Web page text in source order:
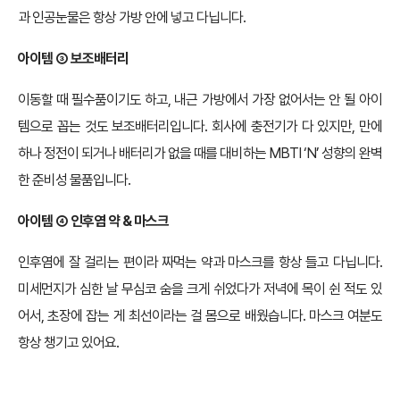
과 인공눈물은 항상 가방 안에 넣고 다닙니다.
아이템 ③ 보조배터리
이동할 때 필수품이기도 하고, 내근 가방에서 가장 없어서는 안 될 아이
템으로 꼽는 것도 보조배터리입니다. 회사에 충전기가 다 있지만, 만에
하나 정전이 되거나 배터리가 없을 때를 대비하는 MBTI ‘N’ 성향의 완벽
한 준비성 물품입니다.
아이템 ④ 인후염 약 & 마스크
인후염에 잘 걸리는 편이라 짜먹는 약과 마스크를 항상 들고 다닙니다.
미세먼지가 심한 날 무심코 숨을 크게 쉬었다가 저녁에 목이 쉰 적도 있
어서, 초장에 잡는 게 최선이라는 걸 몸으로 배웠습니다. 마스크 여분도
항상 챙기고 있어요.